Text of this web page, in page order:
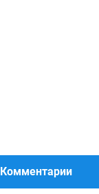
Комментарии